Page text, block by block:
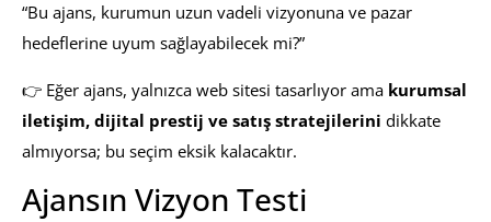
“Bu ajans, kurumun uzun vadeli vizyonuna ve pazar
hedeflerine uyum sağlayabilecek mi?”
👉 Eğer ajans, yalnızca web sitesi tasarlıyor ama kurumsal
iletişim, dijital prestij ve satış stratejilerini dikkate
almıyorsa; bu seçim eksik kalacaktır.
Ajansın Vizyon Testi